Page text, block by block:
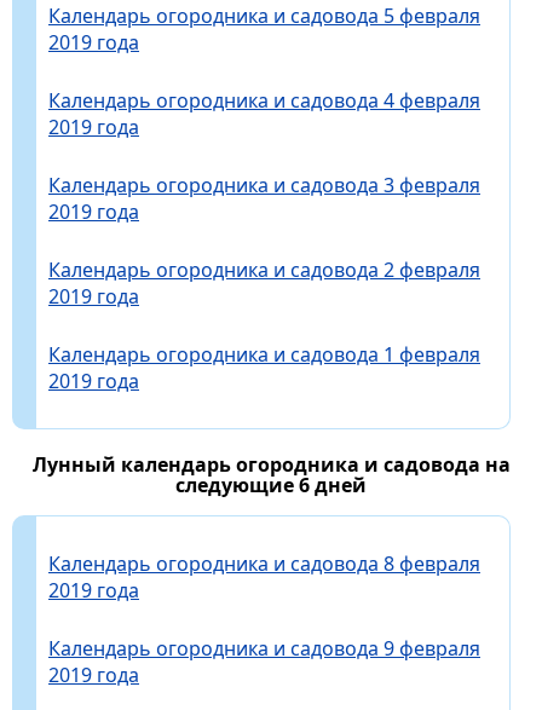
Календарь огородника и садовода 5 февраля
2019 года
Календарь огородника и садовода 4 февраля
2019 года
Календарь огородника и садовода 3 февраля
2019 года
Календарь огородника и садовода 2 февраля
2019 года
Календарь огородника и садовода 1 февраля
2019 года
Лунный календарь огородника и садовода на
следующие 6 дней
Календарь огородника и садовода 8 февраля
2019 года
Календарь огородника и садовода 9 февраля
2019 года